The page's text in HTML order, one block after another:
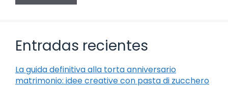
Entradas recientes
La guida definitiva alla torta anniversario
matrimonio: idee creative con pasta di zucchero